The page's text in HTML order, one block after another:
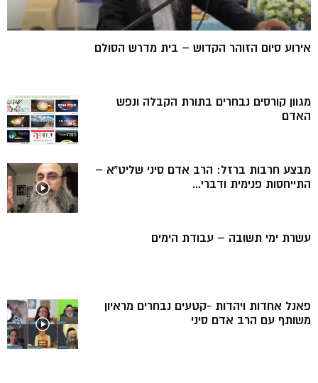
אירוע סיום הזוהר הקדוש – בית מדרש הסולם
מגוון קורסים נבחרים בתורת הקבלה ונפש
האדם
מבצע חרבות ברזל: הרב אדם סיני שליט”א –
התייחסות פנימית ודברי...
עשרת ימי תשובה – עבודת הימים
פאנל אחדות ויהדות -קטעים נבחרים מראיון
משותף עם הרב אדם סיני